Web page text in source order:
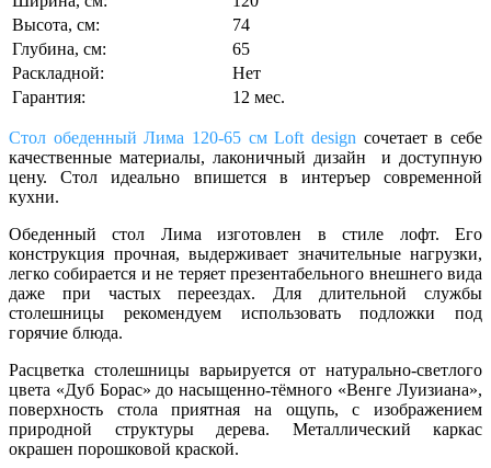
Высота, см:
74
Глубина, см:
65
Раскладной:
Нет
Гарантия:
12 мес.
Стол обеденный Лима 120-65 см Loft design сочетает в себе
качественные материалы, лаконичный дизайн и доступную
цену.Столидеально впишется в интеръер современной
кухни.
Обеденный стол Лима изготовлен в стиле лофт. Его
конструкция прочная, выдерживает значительные нагрузки,
легко собирается и не теряет презентабельного внешнего вида
даже при частых переездах. Для длительной службы
столешницы рекомендуем использовать подложки под
горячие блюда.
Расцветка столешницы варьируется от натурально-светлого
цвета «Дуб Борас» до насыщенно-тёмного «Венге Луизиана»,
поверхность стола приятная на ощупь, с изображением
природной структуры дерева. Металлический каркас
окрашен порошковой краской.